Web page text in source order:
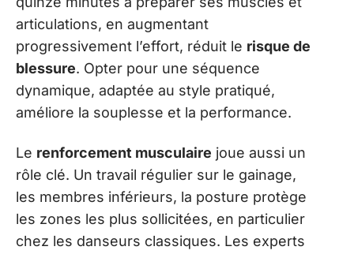
articulations, en augmentant
progressivement l’effort, réduit le risque de
blessure. Opter pour une séquence
dynamique, adaptée au style pratiqué,
améliore la souplesse et la performance.
Le renforcement musculaire joue aussi un
rôle clé. Un travail régulier sur le gainage,
les membres inférieurs, la posture protège
les zones les plus sollicitées, en particulier
chez les danseurs classiques. Les experts